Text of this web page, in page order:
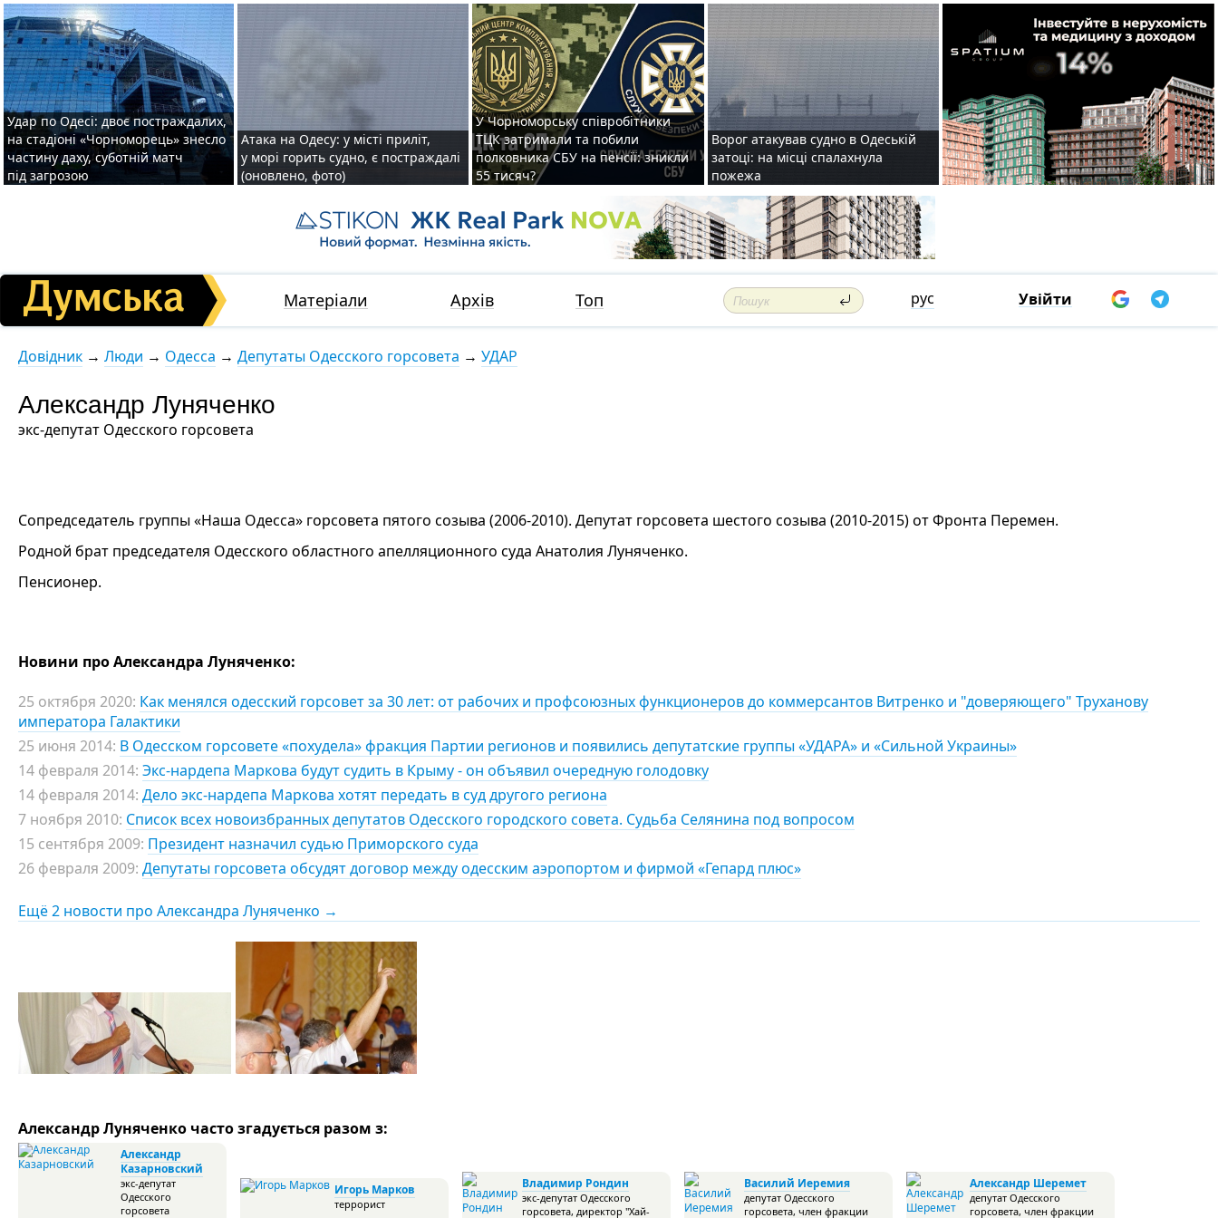
Удар по Одесі: двоє постраждалих,
на стадіоні «Чорноморець» знесло
частину даху, суботній матч
під загрозою
Атака на Одесу: у місті приліт,
у морі горить судно, є постраждалі
(оновлено, фото)
У Чорноморську співробітники
ТЦК затримали та побили
полковника СБУ на пенсії: зникли
55 тисяч?
Ворог атакував судно в Одеській
затоці: на місці спалахнула
пожежа
Матеріали Архів Топ рус Увійти
Довідник → Люди → Одесса → Депутаты Одесского горсовета → УДАР
Александр Луняченко
экс-депутат Одесского горсовета
Сопредседатель группы «Наша Одесса» горсовета пятого созыва (2006-2010). Депутат горсовета шестого созыва (2010-2015) от Фронта Перемен.
Родной брат председателя Одесского областного апелляционного суда Анатолия Луняченко.
Пенсионер.
Новини про Александра Луняченко:
25 октября 2020: Как менялся одесский горсовет за 30 лет: от рабочих и профсоюзных функционеров до коммерсантов Витренко и "доверяющего" Труханову
императора Галактики
25 июня 2014: В Одесском горсовете «похудела» фракция Партии регионов и появились депутатские группы «УДАРА» и «Сильной Украины»
14 февраля 2014: Экс-нардепа Маркова будут судить в Крыму - он объявил очередную голодовку
14 февраля 2014: Дело экс-нардепа Маркова хотят передать в суд другого региона
7 ноября 2010: Список всех новоизбранных депутатов Одесского городского совета. Судьба Селянина под вопросом
15 сентября 2009: Президент назначил судью Приморского суда
26 февраля 2009: Депутаты горсовета обсудят договор между одесским аэропортом и фирмой «Гепард плюс»
Ещё 2 новости про Александра Луняченко →
Александр Луняченко часто згадується разом з:
Александр
Казарновский
экс-депутат
Одесского
горсовета
Игорь Марков
террорист
Владимир Рондин
экс-депутат Одесского
горсовета, директор "Хай-
Василий Иеремия
депутат Одесского
горсовета, член фракции
Александр Шеремет
депутат Одесского
горсовета, член фракции